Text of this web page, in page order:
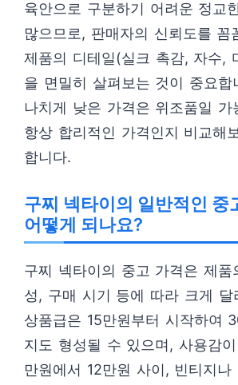
육안으로 구분하기 어려운 정교
많으므로, 판매자의 신뢰도를 꼼
제품의 디테일(실크 촉감, 자수,
을 면밀히 살펴보는 것이 중요합
나치게 낮은 가격은 위조품일 가
항상 합리적인 가격인지 비교해
합니다.
구찌 넥타이의 일반적인 중
어떻게 되나요?
구찌 넥타이의 중고 가격은 제품
성, 구매 시기 등에 따라 크게 달
상품급은 15만원부터 시작하여
지도 형성될 수 있으며, 사용감
만원에서 12만원 사이, 빈티지나